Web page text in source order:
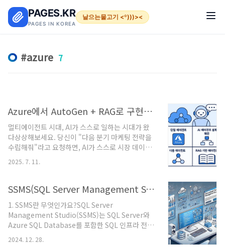
PAGES.KR
PAGES IN KOREA
날으는물고기 <º)))><
azure 7
Azure에서 AutoGen + RAG로 구현하는 차세대 지능형 비즈니스 자동화
멀티에이전트 시대, AI가 스스로 일하는 시대가 왔
다상상해보세요. 당신이 "다음 분기 마케팅 전략을
수립해줘"라고 요청하면, AI가 스스로 시장 데이터
를 분석하고, 경쟁사 동향을 조사하며, 예산을 계산
하고, 실행 계획까지 제시하는 세상을. 이것이 바로
하는" 수준이었다면, AI 에이전트는 "목표를 달성하
기 위해 스스로 행동하는" 디지털 직원입니다.
Microsoft Azure는 이런 혁신적인 AI 에이전트를
누구나 구현할 수 있는 완벽한 플랫폼을 제공합니
다.Chapter 1: AI 에이전트란 무엇인가?🎭 인공지
능의 진화: 대화에서 행동으로기존 AI vs AI 에이전
2025. 7. 11.
SSMS(SQL Server Management Studio) 20 다운로드 및 설치 가이드
1. SSMS란 무엇인가요?SQL Server
Management Studio(SSMS)는 SQL Server와
Azure SQL Database를 포함한 SQL 인프라 전반
을 관리하기 위한 통합 환경입니다. SSMS를 통해
다음과 같은 작업이 가능합니다.SQL Server 인스
2024. 12. 28.